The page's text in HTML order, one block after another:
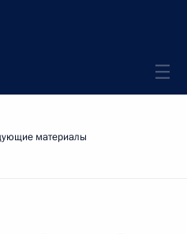
материалы